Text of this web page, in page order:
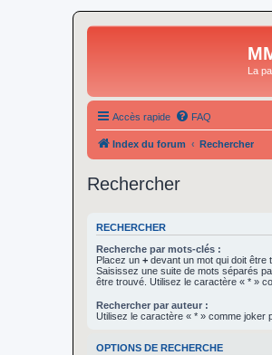
La
Accès rapide FAQ
Index du forum Rechercher
Rechercher
RECHERCHER
Recherche par mots-clés :
Placez un + devant un mot qui doit être
Saisissez une suite de mots séparés
être trouvé. Utilisez le caractère « * »
Rechercher par auteur :
Utilisez le caractère « * » comme joker
OPTIONS DE RECHERCHE